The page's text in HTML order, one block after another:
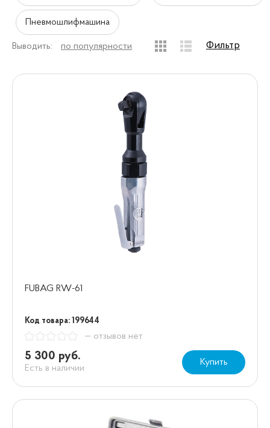
Пневмошлифмашина
Выводить: по популярности Фильтр
FUBAG RW-61
Код товара: 199644
— отзывов нет
5 300 руб.
Есть в наличии
Купить